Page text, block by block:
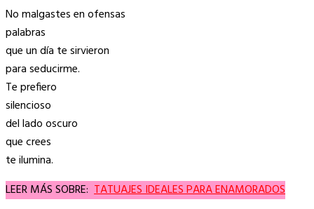
No malgastes en ofensas
palabras
que un día te sirvieron
para seducirme.
Te prefiero
silencioso
del lado oscuro
que crees
te ilumina.
LEER MÁS SOBRE: TATUAJES IDEALES PARA ENAMORADOS